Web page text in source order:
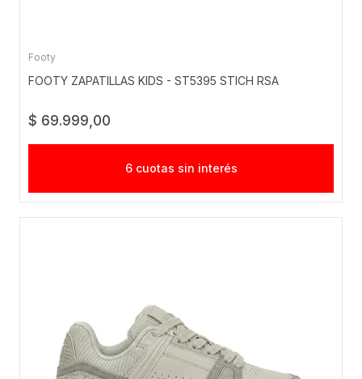
Footy
FOOTY ZAPATILLAS KIDS - ST5395 STICH RSA
$ 69.999,00
6 cuotas sin interés